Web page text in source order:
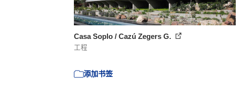
Casa Soplo / Cazú Zegers G.
工程
添加书签